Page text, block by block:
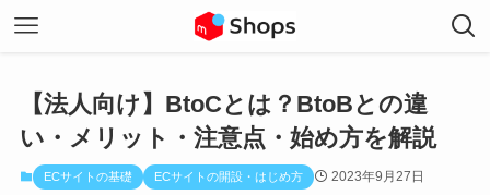
【法人向け】BtoCとは？BtoBとの違
い・メリット・注意点・始め方を解説
ECサイトの基礎 ECサイトの開設・はじめ方 2023年9月27日